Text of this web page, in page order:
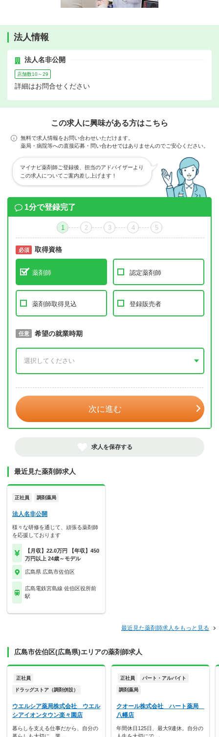
法人情報
法人名非公開
店舗数10～29
詳細はお問合せください
この求人に興味がある方はこちら
無料で求人情報をお問い合わせいただけます。
薬局・病院等への直接応募・問い合わせではありませんのでご安心ください。
マイナビ薬剤師ご登録後、担当のアドバイザーより
この求人についてご案内差し上げます！
1分で登録完了
1 2 3 4 5
必須 取得資格
薬剤師 認定薬剤師
薬剤師取得見込 登録販売者
必須 取得予定年
任意 希望の就業時期
次に進む
求人を保存する
最近見た薬剤師求人
正社員 調剤薬局
法人名非公開
様々な研修を通じて、頑張る薬剤師
を応援しております
【月収】22.0万円 【年収】450
万円以上 24歳～モデル
広島県 広島市佐伯区
広島電鉄宮島線 佐伯区役所前
駅
最近見た薬剤師求人をもっと見る
広島市佐伯区(広島県)エリアの薬剤師求人
正社員
ドラッグストア（調剤併設）
ウエルシア薬局株式会社 ウエル
シアイオンタウン楽々園店
暮らしを支える仕事だから、自分の
正社員 パート・アルバイト
調剤薬局
クオール株式会社 ハート薬局
八幡店
年間休日125日、最大9連休。自分の